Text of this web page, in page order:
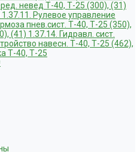
невед Т-40, Т-25 (300), (31)
1.37.11. Рулевое управление
пнев.сист. Т-40, Т-25 (350),
(41) 1.37.14. Гидравл. сист.
навесн. Т-40, Т-25 (462),
Т-40, Т-25